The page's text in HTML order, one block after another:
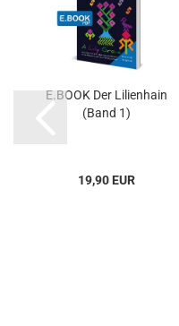
E.BOOK Der Lilienhain
(Band 1)
19,90 EUR